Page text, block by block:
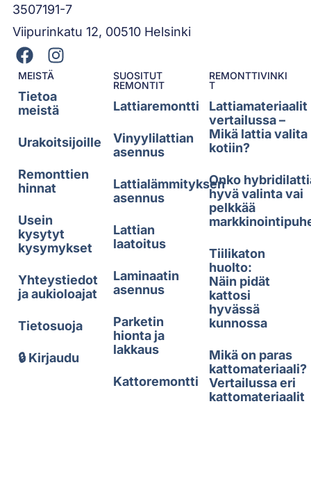
3507191-7
Viipurinkatu 12, 00510 Helsinki
MEISTÄ
Tietoa
meistä
Urakoitsijoille
Remonttien
hinnat
Usein
kysytyt
kysymykset
Yhteystiedot
ja aukioloajat
Tietosuoja
🔒 Kirjaudu
SUOSITUT
REMONTIT
Lattiaremontti
Vinyylilattian
asennus
Lattialämmityksen
asennus
Lattian
laatoitus
Laminaatin
asennus
Parketin
hionta ja
lakkaus
Kattoremontti
REMONTTIVINKI
T
Lattiamateriaalit
vertailussa –
Mikä lattia valita
kotiin?
Onko
hyvä valinta vai
pelkkää
Tiilikaton
huolto:
Näin pidät
kattosi
hyvässä
kunnossa
Mikä on paras
kattomateriaali?
Vertailussa eri
kattomateriaalit